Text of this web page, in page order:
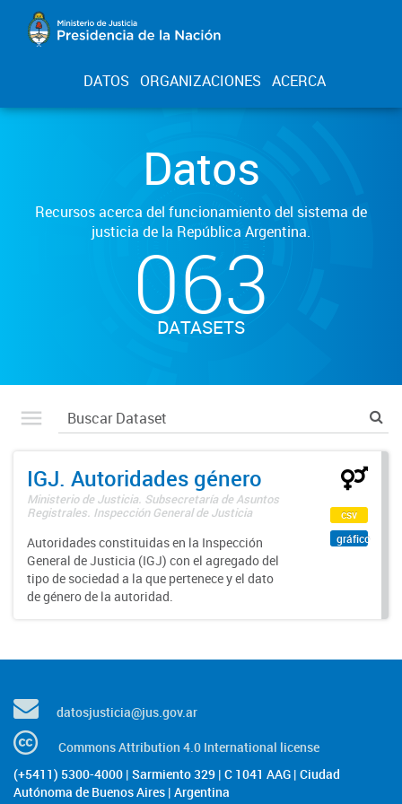
DATOS ORGANIZACIONES ACERCA
Datos
Recursos acerca del funcionamiento del sistema de
justicia de la República Argentina.
063
DATASETS
IGJ. Autoridades género
Ministerio de Justicia. Subsecretaría de Asuntos
Registrales. Inspección General de Justicia
Autoridades constituidas en la Inspección
General de Justicia (IGJ) con el agregado del
tipo de sociedad a la que pertenece y el dato
de género de la autoridad.
csv
gráfico
datosjusticia@jus.gov.ar
Commons Attribution 4.0 International license
(+5411) 5300-4000 | Sarmiento 329 | C 1041 AAG | Ciudad
Autónoma de Buenos Aires | Argentina